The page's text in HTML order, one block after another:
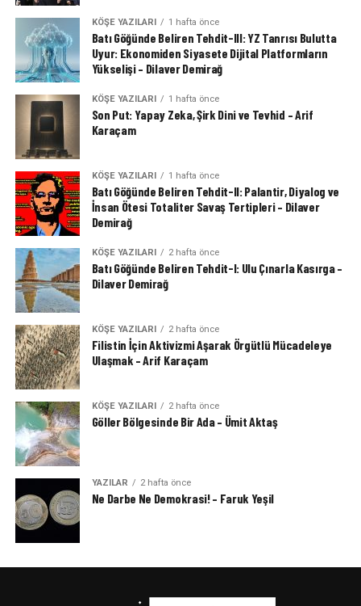
KÖŞE YAZILARI 1 hafta önce
Batı Göğünde Beliren Tehdit-III: YZ Tanrısı Bulutta
Uyur: Ekonomiden Siyasete Dijital Platformların
Yükselişi – Dilaver Demirağ
KÖŞE YAZILARI 1 hafta önce
Son Put: Yapay Zeka, Şirk Dini ve Tevhid – Arif
Karaçam
KÖŞE YAZILARI 1 hafta önce
Batı Göğünde Beliren Tehdit-II: Palantir, Diyalog ve
İnsan Ötesi Totaliter Savaş Tertipleri – Dilaver
Demirağ
KÖŞE YAZILARI 2 hafta önce
Batı Göğünde Beliren Tehdit-I: Ulu Çınarla Kasırga –
Dilaver Demirağ
KÖŞE YAZILARI 2 hafta önce
Filistin İçin Aktivizmi Aşarak Örgütlü Mücadeleye
Ulaşmak – Arif Karaçam
KÖŞE YAZILARI 2 hafta önce
Göller Bölgesinde Bir Ada – Ümit Aktaş
YAZILAR 2 hafta önce
Ne Darbe Ne Demokrasi! – Faruk Yeşil